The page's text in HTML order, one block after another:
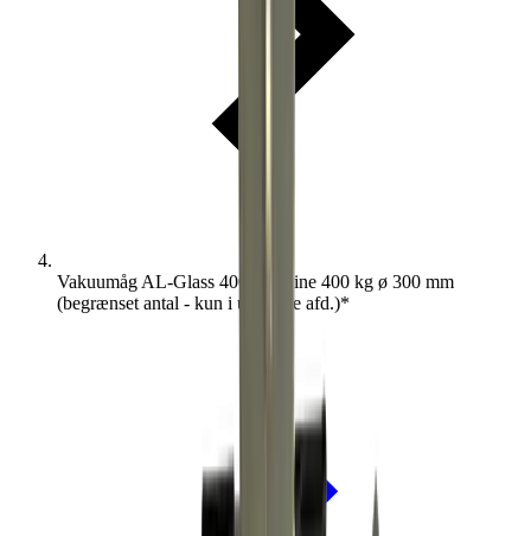
Vakuumåg AL-Glass 400-4 In-line 400 kg ø 300 mm
(begrænset antal - kun i udvalgte afd.)*